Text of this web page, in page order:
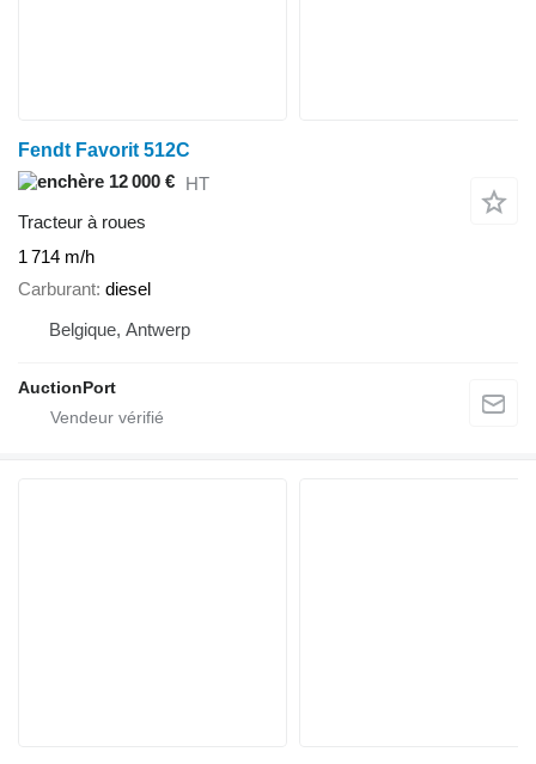
Fendt Favorit 512C
12 000 € HT
Tracteur à roues
1 714 m/h
Carburant diesel
Belgique, Antwerp
AuctionPort